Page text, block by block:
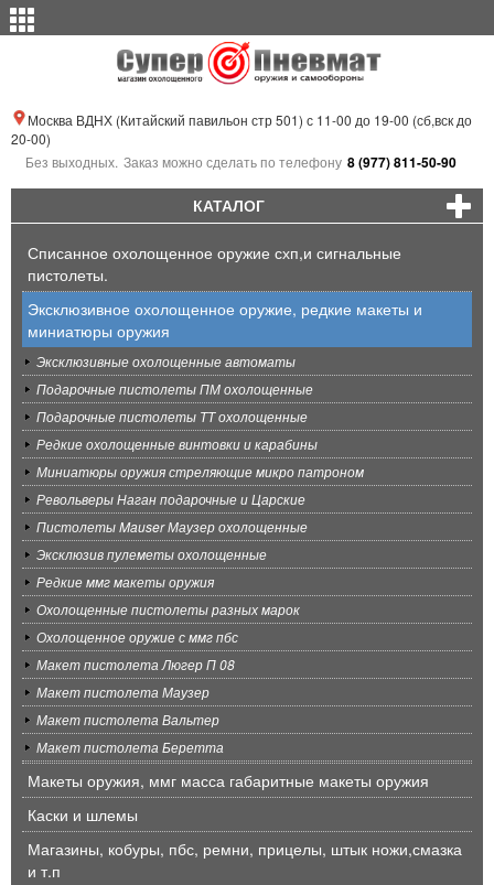
Москва ВДНХ (Китайский павильон стр 501) с 11-00 до 19-00 (сб,вск до
20-00)
Без выходных. Заказ можно сделать по телефону 8 (977) 811-50-90
КАТАЛОГ
Списанное охолощенное оружие схп,и сигнальные
пистолеты.
Эксклюзивное охолощенное оружие, редкие макеты и
миниатюры оружия
Эксклюзивные охолощенные автоматы
Подарочные пистолеты ПМ охолощенные
Подарочные пистолеты ТТ охолощенные
Редкие охолощенные винтовки и карабины
Миниатюры оружия стреляющие микро патроном
Револьверы Наган подарочные и Царские
Пистолеты Mauser Маузер охолощенные
Эксклюзив пулеметы охолощенные
Редкие ммг макеты оружия
Охолощенные пистолеты разных марок
Охолощенное оружие с ммг пбс
Макет пистолета Люгер П 08
Макет пистолета Маузер
Макет пистолета Вальтер
Макет пистолета Беретта
Макеты оружия, ммг масса габаритные макеты оружия
Каски и шлемы
Магазины, кобуры, пбс, ремни, прицелы, штык ножи,смазка
и т.п